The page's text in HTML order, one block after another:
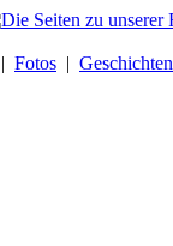
| Fotos | Geschichten